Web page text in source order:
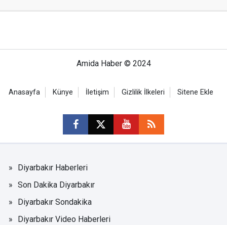
Amida Haber © 2024
Anasayfa Künye İletişim Gizlilik İlkeleri Sitene Ekle
Diyarbakır Haberleri
Son Dakika Diyarbakır
Diyarbakır Sondakika
Diyarbakır Video Haberleri